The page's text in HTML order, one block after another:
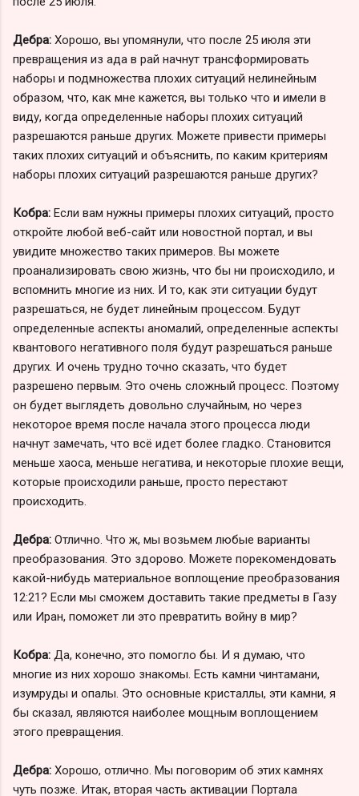
Дебра: Хорошо, вы упомянули, что после 25 июля эти
превращения из ада в рай начнут трансформировать
наборы и подмножества плохих ситуаций нелинейным
образом, что, как мне кажется, вы только что и имели в
виду, когда определенные наборы плохих ситуаций
разрешаются раньше других. Можете привести примеры
таких плохих ситуаций и объяснить, по каким критериям
наборы плохих ситуаций разрешаются раньше других?
Кобра: Если вам нужны примеры плохих ситуаций, просто
откройте любой веб-сайт или новостной портал, и вы
увидите множество таких примеров. Вы можете
проанализировать свою жизнь, что бы ни происходило, и
вспомнить многие из них. И то, как эти ситуации будут
разрешаться, не будет линейным процессом. Будут
определенные аспекты аномалий, определенные аспекты
квантового негативного поля будут разрешаться раньше
других. И очень трудно точно сказать, что будет
разрешено первым. Это очень сложный процесс. Поэтому
он будет выглядеть довольно случайным, но через
некоторое время после начала этого процесса люди
начнут замечать, что всё идет более гладко. Становится
меньше хаоса, меньше негатива, и некоторые плохие вещи,
которые происходили раньше, просто перестают
происходить.
Дебра: Отлично. Что ж, мы возьмем любые варианты
преобразования. Это здорово. Можете порекомендовать
какой-нибудь материальное воплощение преобразования
12:21? Если мы сможем доставить такие предметы в Газу
или Иран, поможет ли это превратить войну в мир?
Кобра: Да, конечно, это помогло бы. И я думаю, что
многие из них хорошо знакомы. Есть камни чинтамани,
изумруды и опалы. Это основные кристаллы, эти камни, я
бы сказал, являются наиболее мощным воплощением
этого превращения.
Дебра: Хорошо, отлично. Мы поговорим об этих камнях
чуть позже. Итак, вторая часть активации Портала